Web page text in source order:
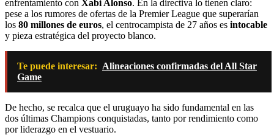
enfrentamiento con Xabi Alonso. En la directiva lo tienen claro:
pese a los rumores de ofertas de la Premier League que superarían
los 80 millones de euros, el centrocampista de 27 años es intocable
y pieza estratégica del proyecto blanco.
Te puede interesar: Alineaciones confirmadas del All Star
Game
De hecho, se recalca que el uruguayo ha sido fundamental en las
dos últimas Champions conquistadas, tanto por rendimiento como
por liderazgo en el vestuario.